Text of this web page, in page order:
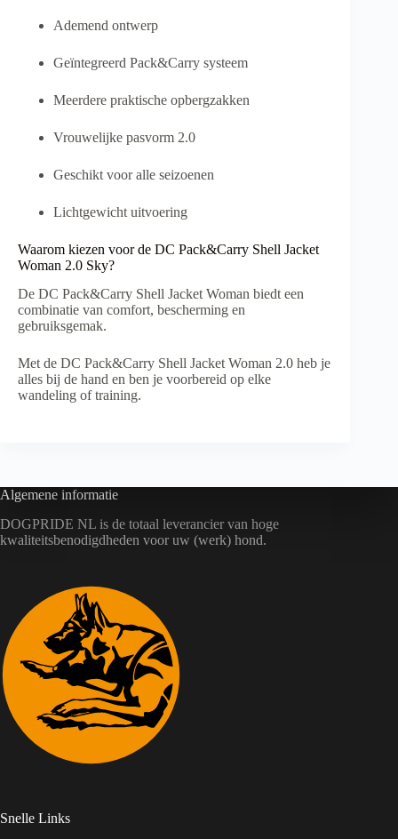
Ademend ontwerp
Geïntegreerd Pack&Carry systeem
Meerdere praktische opbergzakken
Vrouwelijke pasvorm 2.0
Geschikt voor alle seizoenen
Lichtgewicht uitvoering
Waarom kiezen voor de DC Pack&Carry Shell Jacket
Woman 2.0 Sky?
De DC Pack&Carry Shell Jacket Woman biedt een
combinatie van comfort, bescherming en
gebruiksgemak.
Met de DC Pack&Carry Shell Jacket Woman 2.0 heb je
alles bij de hand en ben je voorbereid op elke
wandeling of training.
Algemene informatie
DOGPRIDE NL is de totaal leverancier van hoge
kwaliteitsbenodigdheden voor uw (werk) hond.
Snelle Links